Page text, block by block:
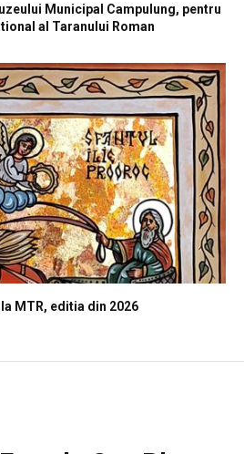
Municipal Campulung, pentru
al Taranului Roman
MTR, editia din 2026